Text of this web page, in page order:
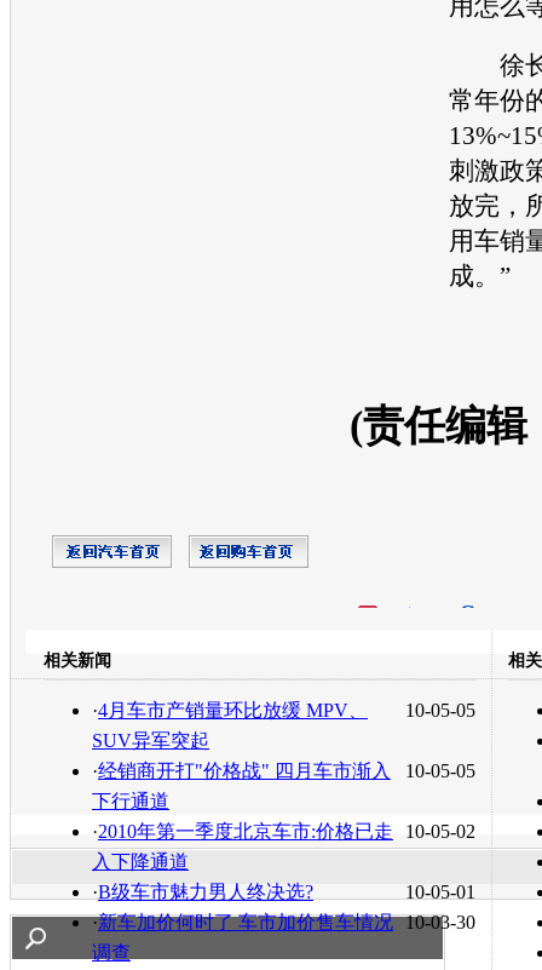
用怎么
徐长
常年份
刺激政
放完，
用车销
成。”
(责任编辑
转发至：
相关新闻
10-05-05
·4月车市产销量环比放缓 MPV、
SUV异军突起
10-05-05
·经销商开打"价格战" 四月车市渐入
下行通道
10-05-02
·2010年第一季度北京车市:价格已走
入下降通道
10-05-01
·B级车市魅力男人终决选?
10-03-30
·新车加价何时了 车市加价售车情况
调查
相